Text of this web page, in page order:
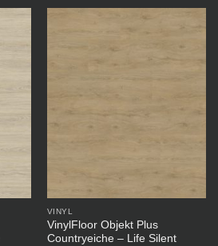
VINYL
VinylFloor Objekt Plus
Countryeiche – Life Silent